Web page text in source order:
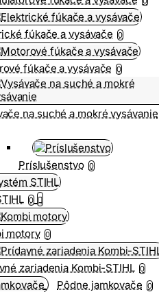
fúkače a vysávače 0
fúkače a vysávače 0
na suché a mokré vysávanie
Príslušenstvo 0
0
motory 0
zariadenia Kombi-STIHL 0
Pôdne jamkovače 0